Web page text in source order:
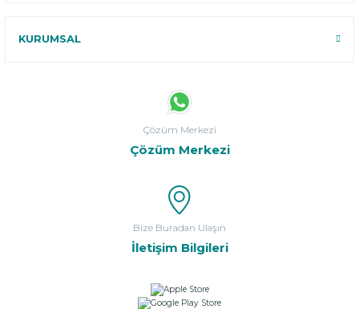
KURUMSAL
Çözüm Merkezi
Çözüm Merkezi
Bize Buradan Ulaşın
İletişim Bilgileri